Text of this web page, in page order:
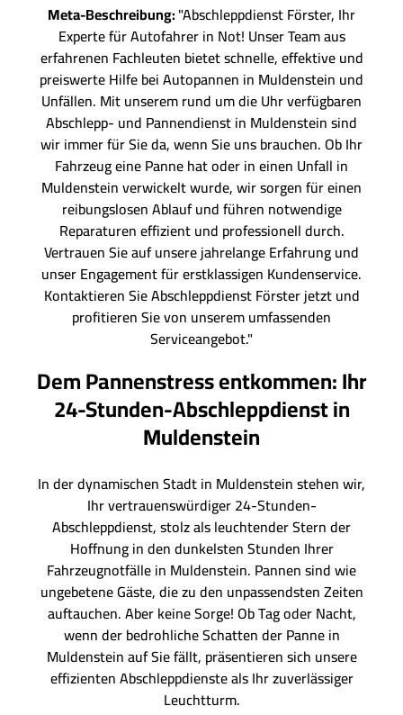
Meta-Beschreibung:"Abschleppdienst Förster, Ihr
Experte für Autofahrer in Not! Unser Team aus
erfahrenen Fachleuten bietet schnelle, effektive und
preiswerte Hilfe bei Autopannen in Muldenstein und
Unfällen. Mit unserem rund um die Uhr verfügbaren
Abschlepp- und Pannendienst in Muldenstein sind
wir immer für Sie da, wenn Sie uns brauchen. Ob Ihr
Fahrzeug eine Panne hat oder in einen Unfall in
Muldenstein verwickelt wurde, wir sorgen für einen
reibungslosen Ablauf und führen notwendige
Reparaturen effizient und professionell durch.
Vertrauen Sie auf unsere jahrelange Erfahrung und
unser Engagement für erstklassigen Kundenservice.
Kontaktieren Sie Abschleppdienst Förster jetzt und
profitieren Sie von unserem umfassenden
Serviceangebot."
Dem Pannenstress entkommen: Ihr
24-Stunden-Abschleppdienst in
Muldenstein
In der dynamischen Stadt in Muldenstein stehen wir,
Ihr vertrauenswürdiger 24-Stunden-
Abschleppdienst, stolz als leuchtender Stern der
Hoffnung in den dunkelsten Stunden Ihrer
Fahrzeugnotfälle in Muldenstein. Pannen sind wie
ungebetene Gäste, die zu den unpassendsten Zeiten
auftauchen. Aber keine Sorge! Ob Tag oder Nacht,
wenn der bedrohliche Schatten der Panne in
Muldenstein auf Sie fällt, präsentieren sich unsere
effizienten Abschleppdienste als Ihr zuverlässiger
Leuchtturm.